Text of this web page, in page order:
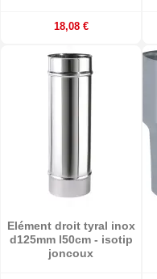
18,08 €
Elément droit tyral inox
d125mm l50cm - isotip
joncoux